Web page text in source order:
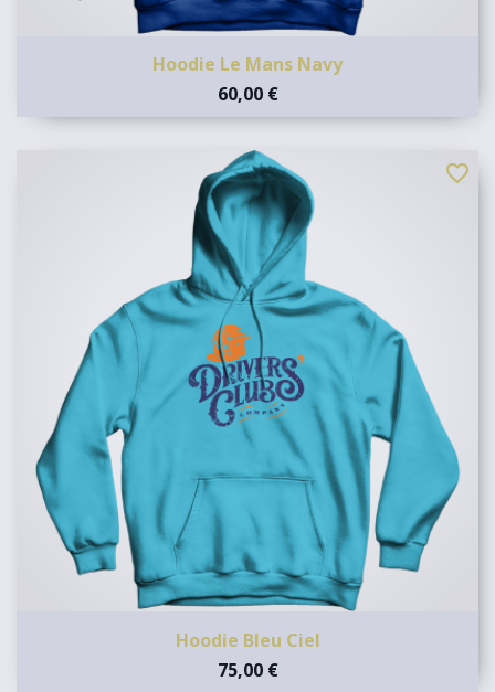
Hoodie Le Mans Navy
60,00 €
Hoodie Bleu Ciel
75,00 €
favorite_border